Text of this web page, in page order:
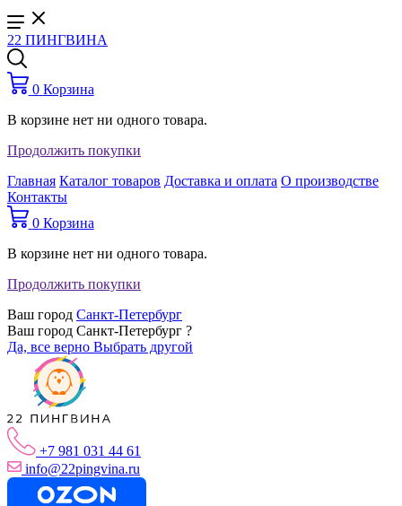
22 ПИНГВИНА
0 Корзина
В корзине нет ни одного товара.
Продолжить покупки
Главная Каталог товаров Доставка и оплата О производстве
Контакты
0 Корзина
В корзине нет ни одного товара.
Продолжить покупки
Ваш город Санкт-Петербург
Ваш город Санкт-Петербург ?
Да, все верно Выбрать другой
+7 981 031 44 61
info@22pingvina.ru